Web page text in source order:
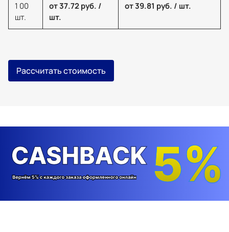
1 00
шт.
от 37.72 руб. /
шт.
от 39.81 руб. / шт.
Рассчитать стоимость